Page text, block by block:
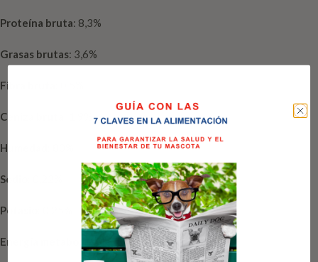
Proteína bruta: 8,3%
Grasas brutas: 3,6%
Fibra bruta
Ceniza bruta
Humedad
Sodio
Potasio
Energía metabolizable : 80 kcal / 100 g